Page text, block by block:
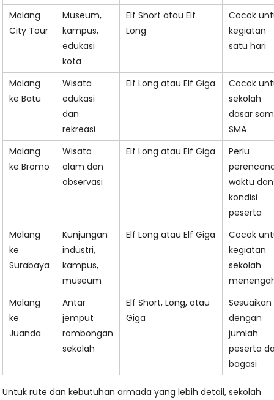
Malang
City Tour
Museum,
kampus,
edukasi
kota
Elf Short atau Elf
Long
Cocok
kegiatan
satu hari
Malang
ke Batu
Wisata
edukasi
dan
rekreasi
Elf Long atau Elf Giga
Cocok
sekolah
dasar
SMA
Malang
ke Bromo
Wisata
alam dan
observasi
Elf Long atau Elf Giga
Perlu
waktu dan
kondisi
peserta
Malang
ke
Surabaya
Kunjungan
industri,
kampus,
museum
Elf Long atau Elf Giga
Cocok
kegiatan
sekolah
Malang
ke
Juanda
Antar
jemput
rombongan
sekolah
Elf Short, Long, atau
Giga
Sesuaikan
dengan
jumlah
peserta
bagasi
Untuk rute dan kebutuhan armada yang lebih detail, sekolah